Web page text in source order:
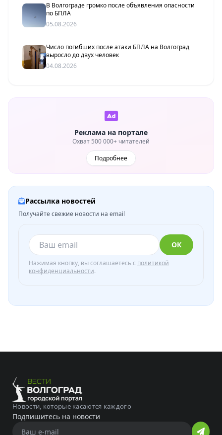
В Волгограде громко после объявления опасности
по БПЛА
05.08.2026
Число погибших после атаки БПЛА на Волгоград
выросло до двух человек
04.08.2026
Реклама на портале
Охват 500 000+ читателей
Подробнее
Рассылка новостей
Получайте свежие новости на email
ОК
Нажимая кнопку, вы соглашаетесь с политикой
конфиденциальности.
Новости, которые касаются каждого
Подпишитесь на новости